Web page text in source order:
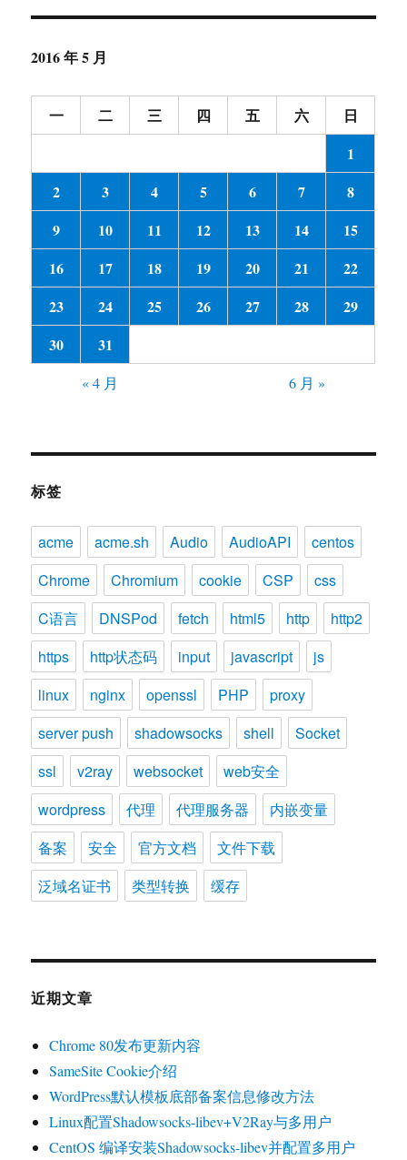
2016 年 5 月
一 二 三 四 五 六
日
1
2
3 4 5 6 7
8
9
10 11 12 13 14
15
16
17 18 19 20 21
22
23
24 25 26 27 28
29
30
31
« 4 月 6 月 »
标签
acme acme.sh Audio AudioAPI
centos
Chrome
Chromium cookie CSP
css
C语言
DNSPod fetch html5 http
http2
https
http状态码 input javascript
js
linux
nginx openssl PHP
proxy
server push
shadowsocks shell
Socket
ssl
v2ray websocket
web安全
wordpress
代理 代理服务器
内嵌变量
备案
安全 官方文档
文件下载
泛域名证书
类型转换 缓存
近期文章
Chrome 80发布更新内容
SameSite Cookie介绍
WordPress默认模板底部备案信息修改方法
Linux配置Shadowsocks-libev+V2Ray与多用户
CentOS 编译安装Shadowsocks-libev并配置多用户